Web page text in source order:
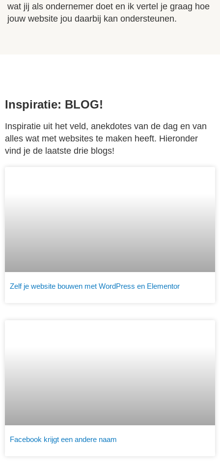
wat jij als ondernemer doet en ik vertel je graag hoe
jouw website jou daarbij kan ondersteunen.
Inspiratie: BLOG!
Inspiratie uit het veld, anekdotes van de dag en van
alles wat met websites te maken heeft. Hieronder
vind je de laatste drie blogs!
Zelf je website bouwen met WordPress en Elementor
Facebook krijgt een andere naam